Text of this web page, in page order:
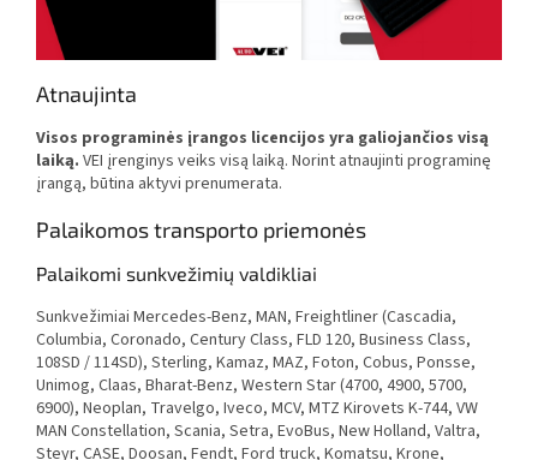
Atnaujinta
Visos programinės įrangos licencijos yra galiojančios visą
laiką. VEI įrenginys veiks visą laiką. Norint atnaujinti programinę
įrangą, būtina aktyvi prenumerata.
Palaikomos transporto priemonės
Palaikomi sunkvežimių valdikliai
Sunkvežimiai Mercedes-Benz, MAN, Freightliner (Cascadia,
Columbia, Coronado, Century Class, FLD 120, Business Class,
108SD / 114SD), Sterling, Kamaz, MAZ, Foton, Cobus, Ponsse,
Unimog, Claas, Bharat-Benz, Western Star (4700, 4900, 5700,
6900), Neoplan, Travelgo, Iveco, MCV, MTZ Kirovets K-744, VW
MAN Constellation, Scania, Setra, EvoBus, New Holland, Valtra,
Steyr, CASE, Doosan, Fendt, Ford truck, Komatsu, Krone,